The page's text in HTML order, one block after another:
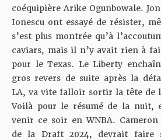
coéquipière Arike Ogunbowale.
Ionescu ont essayé de résister,
s’est plus montrée qu’à
caviars, mais il n’y avait rien à
pour le Texas. Le Liberty
gros revers de suite après la
LA, va vite falloir sortir la tête de
Voilà pour le résumé de la nuit,
venir ce soir en WNBA.
de la Draft 2024, devrait faire